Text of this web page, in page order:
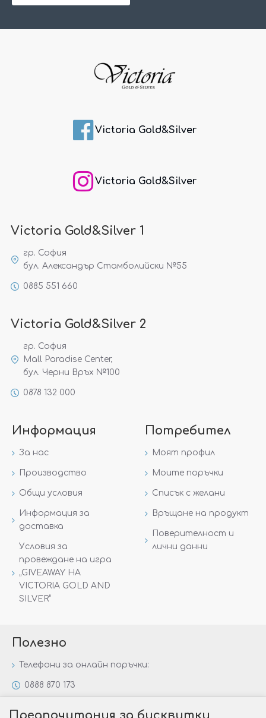
Victoria Gold&Silver
Victoria Gold&Silver
Victoria Gold&Silver 1
гр. София
бул. Александър Стамболийски №55
0885 551 660
Victoria Gold&Silver 2
гр. София
Mall Paradise Center,
бул. Черни Връх №100
0878 132 000
Информация
За нас
Производство
Общи условия
Информация за
доставка
Условия за
провеждане на игра
„GIVEAWAY НА
VICTORIA GOLD AND
SILVER“
Потребител
Моят профил
Моите поръчки
Списък с желани
Връщане на продукт
Поверителност и
лични данни
Полезно
Телефони за онлайн поръчки:
0888 870 173